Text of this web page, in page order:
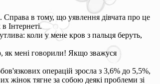
Справа в тому, що уявлення дівчата про це
Інтернеті.
коли у мене кров з пальця беруть,
як мені говорили! Якщо зважуся
операцій зросла з 3,6% до 5,5%,
жінок тягне за собою деякі проблеми зі